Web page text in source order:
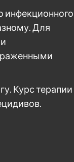
инфекционного
Для
Курс терапии